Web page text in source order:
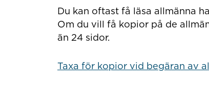
Du kan oftast få läsa allmänna
Om du vill få kopior på de
än 24 sidor.
Taxa för kopior vid begäran av